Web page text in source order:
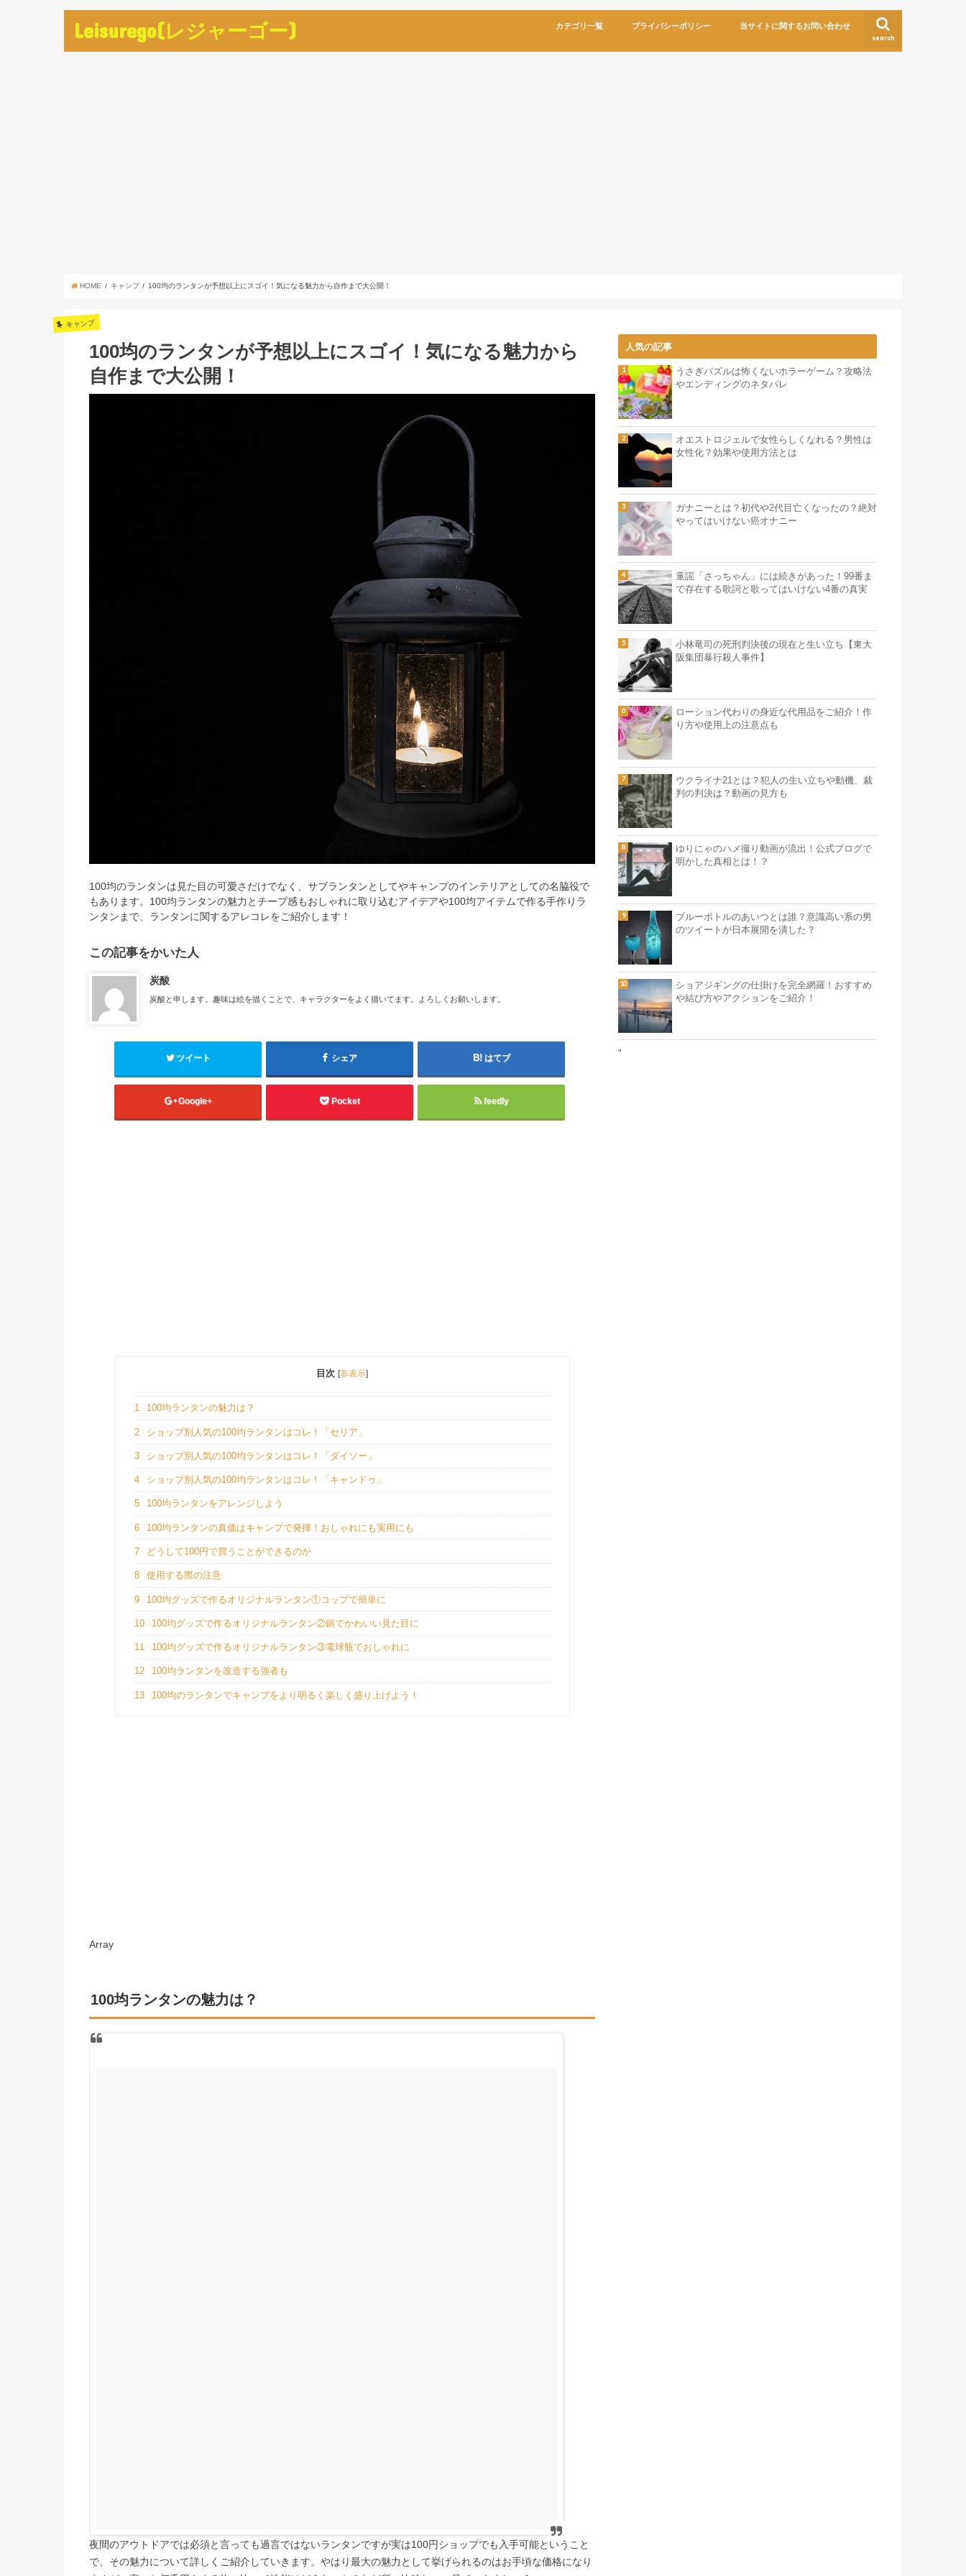
Leisurego(レジャーゴー) search
カテゴリ一覧 プライバシーポリシー 当サイトに関するお問い合わせ
HOME キャンプ 100均のランタンが予想以上にスゴイ！気になる魅力から自作まで大公開！
キャンプ
100均のランタンが予想以上にスゴイ！気になる魅力から
自作まで大公開！
100均のランタンは見た目の可愛さだけでなく、サブランタンとしてやキャンプのインテリアとしての名脇役で
もあります。100均ランタンの魅力とチープ感もおしゃれに取り込むアイデアや100均アイテムで作る手作りラ
ンタンまで、ランタンに関するアレコレをご紹介します！
この記事をかいた人
炭酸
炭酸と申します。趣味は絵を描くことで、キャラクターをよく描いてます。よろしくお願いします。
ツイート シェア はてブ
Google+ Pocket feedly
目次 [非表示]
1 100均ランタンの魅力は？
2 ショップ別人気の100均ランタンはコレ！「セリア」
3 ショップ別人気の100均ランタンはコレ！「ダイソー」
4 ショップ別人気の100均ランタンはコレ！「キャンドゥ」
5 100均ランタンをアレンジしよう
6 100均ランタンの真価はキャンプで発揮！おしゃれにも実用にも
7 どうして100円で買うことができるのか
8 使用する際の注意
9 100均グッズで作るオリジナルランタン①コップで簡単に
10 100均グッズで作るオリジナルランタン②鍋でかわいい見た目に
11 100均グッズで作るオリジナルランタン③電球瓶でおしゃれに
12 100均ランタンを改造する強者も
13 100均のランタンでキャンプをより明るく楽しく盛り上げよう！
Array
100均ランタンの魅力は？
夜間のアウトドアでは必須と言っても過言ではないランタンですが実は100円ショップでも入手可能ということ
で、その魅力について詳しくご紹介していきます。やはり最大の魅力として挙げられるのはお手頃な価格になり
人気の記事
うさぎパズルは怖くないホラーゲーム？攻略法
やエンディングのネタバレ
オエストロジェルで女性らしくなれる？男性は
女性化？効果や使用方法とは
ガナニーとは？初代や2代目亡くなったの？絶対
やってはいけない癌オナニー
童謡「さっちゃん」には続きがあった！99番ま
で存在する歌詞と歌ってはいけない4番の真実
小林竜司の死刑判決後の現在と生い立ち【東大
阪集団暴行殺人事件】
ローション代わりの身近な代用品をご紹介！作
り方や使用上の注意点も
ウクライナ21とは？犯人の生い立ちや動機、裁
判の判決は？動画の見方も
ゆりにゃのハメ撮り動画が流出！公式ブログで
明かした真相とは！？
ブルーボトルのあいつとは誰？意識高い系の男
のツイートが日本展開を潰した？
ショアジギングの仕掛けを完全網羅！おすすめ
や結び方やアクションをご紹介！
"